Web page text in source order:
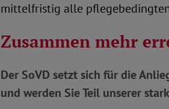
mittelfristig alle
Zusammen mehr
Der SoVD setzt sich für die
und werden Sie Teil unserer